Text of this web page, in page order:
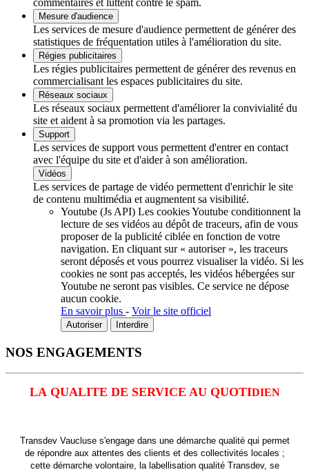
commentaires et luttent contre le spam.
Mesure d'audience
Les services de mesure d'audience permettent de générer des
statistiques de fréquentation utiles à l'amélioration du site.
Régies publicitaires
Les régies publicitaires permettent de générer des revenus en
commercialisant les espaces publicitaires du site.
Réseaux sociaux
Les réseaux sociaux permettent d'améliorer la convivialité du
site et aident à sa promotion via les partages.
Support
Les services de support vous permettent d'entrer en contact
avec l'équipe du site et d'aider à son amélioration.
Vidéos
Les services de partage de vidéo permettent d'enrichir le site
de contenu multimédia et augmentent sa visibilité.
Youtube (Js API) Les cookies Youtube conditionnent la
lecture de ses vidéos au dépôt de traceurs, afin de vous
proposer de la publicité ciblée en fonction de votre
navigation. En cliquant sur « autoriser », les traceurs
seront déposés et vous pourrez visualiser la vidéo. Si les
cookies ne sont pas acceptés, les vidéos hébergées sur
Youtube ne seront pas visibles. Ce service ne dépose
aucun cookie.
En savoir plus - Voir le site officiel
Autoriser Interdire
NOS ENGAGEMENTS
LA QUALITE DE SERVICE AU QUOTIDIEN
Transdev Vaucluse s'engage dans une démarche qualité qui permet
de répondre aux attentes des clients et des collectivités locales ;
cette démarche volontaire, la labellisation qualité Transdev, se